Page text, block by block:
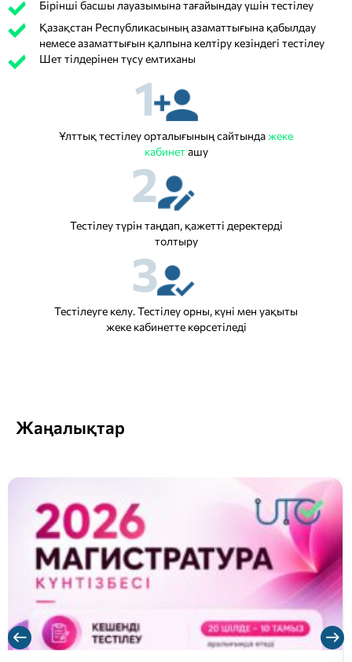
Бірінші басшы лауазымына тағайындау үшін тестілеу
Қазақстан Республикасының азаматтығына қабылдау
немесе азаматтығын қалпына келтіру кезіндегі тестілеу
Шет тілдерінен түсу емтиханы
1
Ұлттық тестілеу орталығының сайтындажеке
кабинеташу
2
Тестілеу түрін таңдап, қажетті деректерді
толтыру
3
Тестілеуге келу. Тестілеу орны, күні мен уақыты
жеке кабинетте көрсетіледі
Жаңалықтар